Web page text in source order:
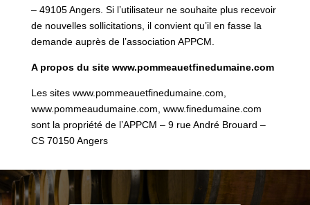
– 49105 Angers. Si l’utilisateur ne souhaite plus recevoir
de nouvelles sollicitations, il convient qu’il en fasse la
demande auprès de l’association APPCM.
A propos du site www.pommeauetfinedumaine.com
Les sites www.pommeauetfinedumaine.com,
www.pommeaudumaine.com, www.finedumaine.com
sont la propriété de l’APPCM – 9 rue André Brouard –
CS 70150 Angers